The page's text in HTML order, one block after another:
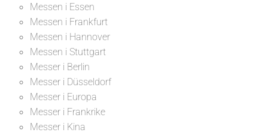
Messen i Essen
Messen i Frankfurt
Messen i Hannover
Messen i Stuttgart
Messer i Berlin
Messer i Düsseldorf
Messer i Europa
Messer i Frankrike
Messer i Kina